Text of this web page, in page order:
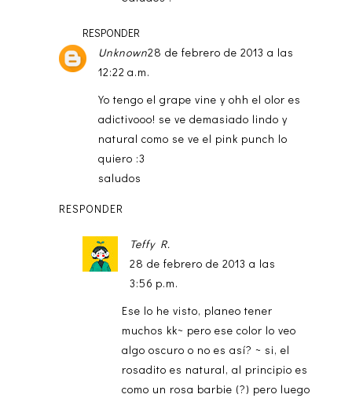
RESPONDER
Unknown28 de febrero de 2013 a las
12:22 a.m.
Yo tengo el grape vine y ohh el olor es
adictivooo! se ve demasiado lindo y
natural como se ve el pink punch lo
quiero :3
saludos
RESPONDER
Teffy R.
28 de febrero de 2013 a las
3:56 p.m.
Ese lo he visto, planeo tener
muchos kk~ pero ese color lo veo
algo oscuro o no es así? ~ si, el
rosadito es natural, al principio es
como un rosa barbie (?) pero luego